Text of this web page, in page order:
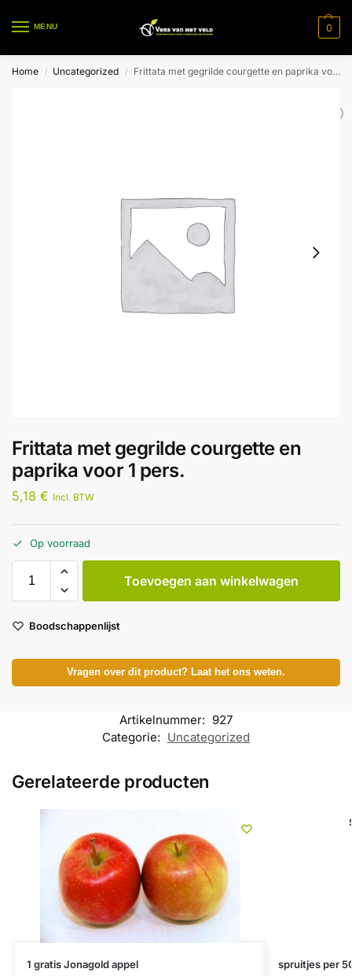
MENU 0
Home / Uncategorized / Frittata met gegrilde courgette en paprika voor 1 pers.
Frittata met gegrilde courgette en
paprika voor 1 pers.
5,18 € Incl. BTW
Op voorraad
Toevoegen aan winkelwagen
Boodschappenlijst
Vragen over dit product? Laat het ons weten.
Artikelnummer: 927
Categorie: Uncategorized
Gerelateerde producten
1 gratis Jonagold appel spruitjes per